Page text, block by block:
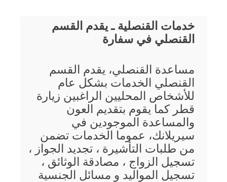
خدمات القنصلية ـ يقدم القسم
القنصلي في سفارة
مساعدة القنصلي، يقدم القسم
القنصلي الخدمات بشكل عام
للأشخاص المحليين الراغبين زيارة
قطر كما يقوم بتقديم العون
والمساعدة الموجودين في
سيريلانك، عموما الخدمات تضمن
من طلبات التأشيرة ، تجديد الجواز ،
تسجيل الزواج ، مصادقة الوثائق ،
تسجيل المواليد و مسائل الجنسية